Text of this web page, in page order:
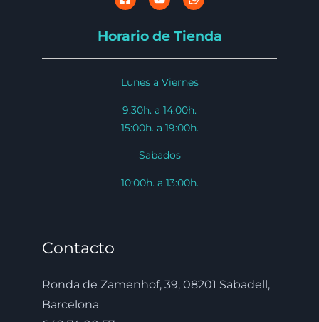
Horario de Tienda
Lunes a Viernes
9:30h. a 14:00h.
15:00h. a 19:00h.
Sabados
10:00h. a 13:00h.
Contacto
Ronda de Zamenhof, 39, 08201 Sabadell,
Barcelona